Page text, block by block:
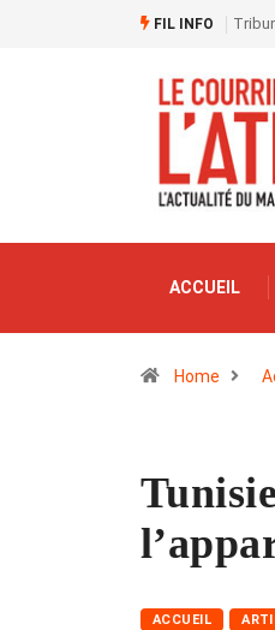
FIL INFO
ACCUEIL
Home
ACCUEIL